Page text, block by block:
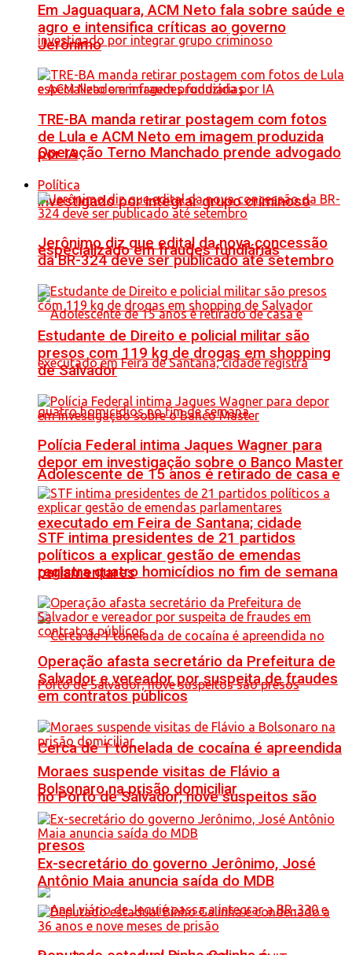
Operação Terno Manchado prende advogado
investigado por integrar grupo criminoso
especializado em fraudes fundiárias
Adolescente de 15 anos é retirado de casa e
executado em Feira de Santana; cidade
registra quatro homicídios no fim de semana
Cerca de 1 tonelada de cocaína é apreendida
no Porto de Salvador; nove suspeitos são
presos
Em Jaguaquara, ACM Neto fala sobre saúde e
agro e intensifica críticas ao governo
Jerônimo
TRE-BA manda retirar postagem com fotos
de Lula e ACM Neto em imagem produzida
por IA
Política
Jerônimo diz que edital da nova concessão
da BR-324 deve ser publicado até setembro
Estudante de Direito e policial militar são
presos com 119 kg de drogas em shopping
de Salvador
Polícia Federal intima Jaques Wagner para
depor em investigação sobre o Banco Master
STF intima presidentes de 21 partidos
políticos a explicar gestão de emendas
parlamentares
Operação afasta secretário da Prefeitura de
Salvador e vereador por suspeita de fraudes
em contratos públicos
Moraes suspende visitas de Flávio a
Bolsonaro na prisão domiciliar
Ex-secretário do governo Jerônimo, José
Antônio Maia anuncia saída do MDB